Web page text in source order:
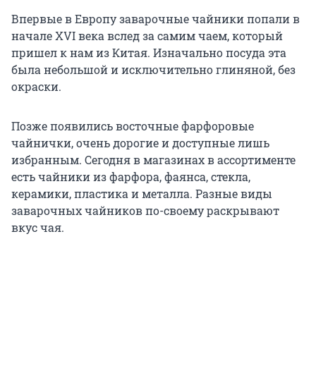
Впервые в Европу заварочные чайники попали в
начале XVI века вслед за самим чаем, который
пришел к нам из Китая. Изначально посуда эта
была небольшой и исключительно глиняной, без
окраски.
Позже появились восточные фарфоровые
чайнички, очень дорогие и доступные лишь
избранным. Сегодня в магазинах в ассортименте
есть чайники из фарфора, фаянса, стекла,
керамики, пластика и металла. Разные виды
заварочных чайников по-своему раскрывают
вкус чая.